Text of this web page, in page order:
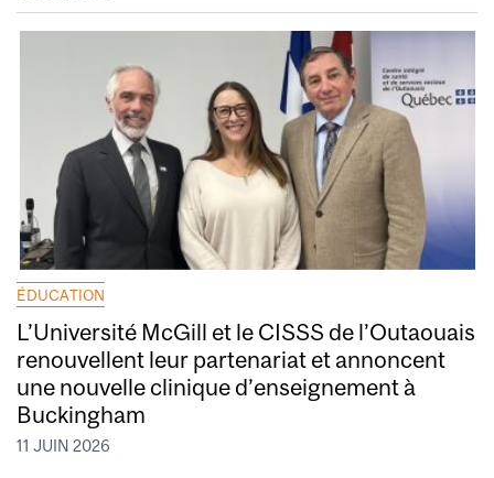
ÉDUCATION
L’Université McGill et le CISSS de l’Outaouais
renouvellent leur partenariat et annoncent
une nouvelle clinique d’enseignement à
Buckingham
11 JUIN 2026